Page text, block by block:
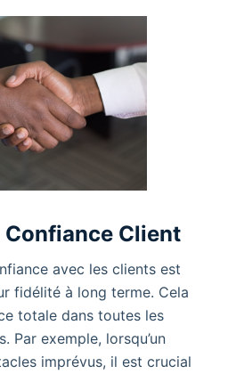
Client
avec les clients est
fidélité à long terme. Cela
totale dans toutes les
Par exemple, lorsqu’un
imprévus, il est crucial